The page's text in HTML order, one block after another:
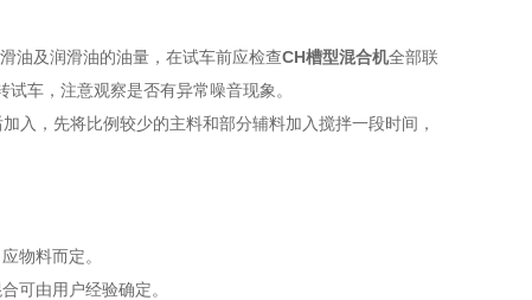
及润滑油的油量，在试车前应检查CH槽型混合机全部联
车，注意观察是否有异常噪音现象。
，先将比例较少的主料和部分辅料加入搅拌一段时间，
物料而定。
可由用户经验确定。